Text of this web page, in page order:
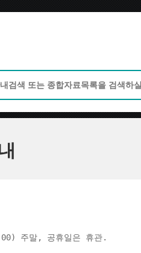
주말, 공휴일은 휴관.